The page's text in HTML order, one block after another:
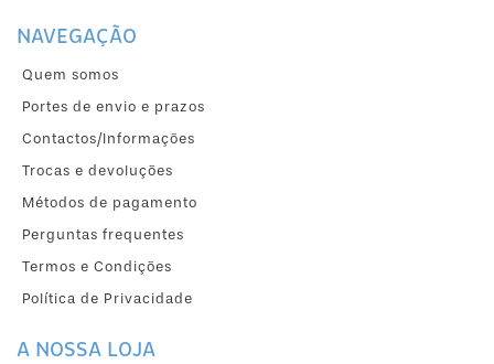
NAVEGAÇÃO
Quem somos
Portes de envio e prazos
Contactos/Informações
Trocas e devoluções
Métodos de pagamento
Perguntas frequentes
Termos e Condições
Política de Privacidade
A NOSSA LOJA